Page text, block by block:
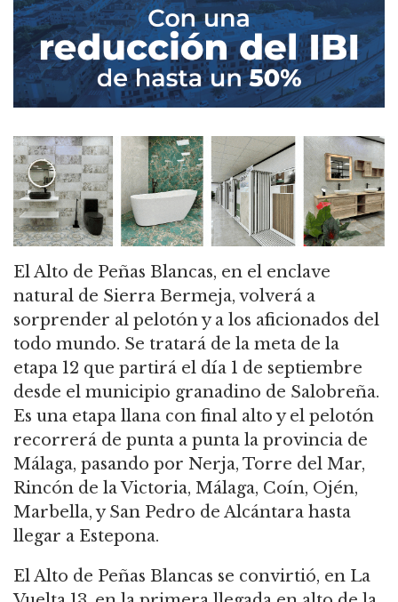
El Alto de Peñas Blancas, en el enclave
natural de Sierra Bermeja, volverá a
sorprender al pelotón y a los aficionados del
todo mundo. Se tratará de la meta de la
etapa 12 que partirá el día 1 de septiembre
desde el municipio granadino de Salobreña.
Es una etapa llana con final alto y el pelotón
recorrerá de punta a punta la provincia de
Málaga, pasando por Nerja, Torre del Mar,
Rincón de la Victoria, Málaga, Coín, Ojén,
Marbella, y San Pedro de Alcántara hasta
llegar a Estepona.
El Alto de Peñas Blancas se convirtió, en La